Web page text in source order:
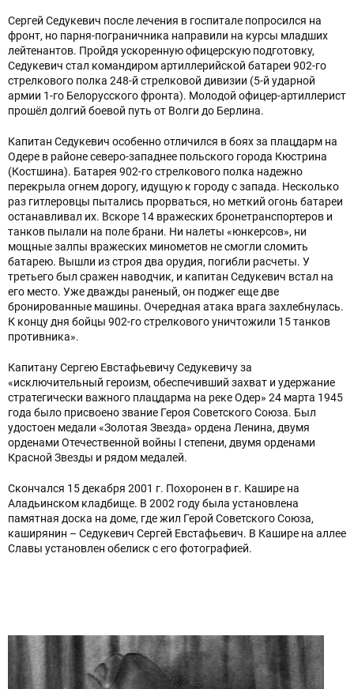
Сергей Седукевич после лечения в госпитале попросился на
фронт, но парня-пограничника направили на курсы младших
лейтенантов. Пройдя ускоренную офицерскую подготовку,
Седукевич стал командиром артиллерийской батареи 902-го
стрелкового полка 248-й стрелковой дивизии (5-й ударной
армии 1-го Белорусского фронта). Молодой офицер-артиллерист
прошёл долгий боевой путь от Волги до Берлина.
Капитан Седукевич особенно отличился в боях за плацдарм на
Одере в районе северо-западнее польского города Кюстрина
(Костшина). Батарея 902-го стрелкового полка надежно
перекрыла огнем дорогу, идущую к городу с запада. Несколько
раз гитлеровцы пытались прорваться, но меткий огонь батареи
останавливал их. Вскоре 14 вражеских бронетранспортеров и
танков пылали на поле брани. Ни налеты «юнкерсов», ни
мощные залпы вражеских минометов не смогли сломить
батарею. Вышли из строя два орудия, погибли расчеты. У
третьего был сражен наводчик, и капитан Седукевич встал на
его место. Уже дважды раненый, он поджег еще две
бронированные машины. Очередная атака врага захлебнулась.
К концу дня бойцы 902-го стрелкового уничтожили 15 танков
противника».
Капитану Сергею Евстафьевичу Седукевичу за
«исключительный героизм, обеспечивший захват и удержание
стратегически важного плацдарма на реке Одер» 24 марта 1945
года было присвоено звание Героя Советского Союза. Был
удостоен медали «Золотая Звезда» ордена Ленина, двумя
орденами Отечественной войны I степени, двумя орденами
Красной Звезды и рядом медалей.
Скончался 15 декабря 2001 г. Похоронен в г. Кашире на
Аладьинском кладбище. В 2002 году была установлена
памятная доска на доме, где жил Герой Советского Союза,
каширянин – Седукевич Сергей Евстафьевич. В Кашире на аллее
Славы установлен обелиск с его фотографией.